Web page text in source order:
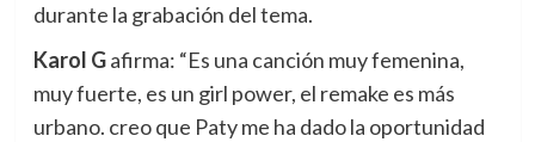
durante la grabación del tema.
Karol Gafirma: “Es una canción muy femenina,
muy fuerte, es un girl power, el remake es más
urbano. creo que Paty me ha dado la oportunidad